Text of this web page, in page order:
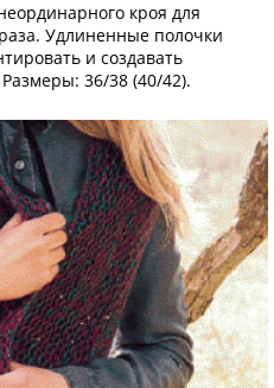
кроя для
Удлиненные полочки
и создавать
36/38 (40/42).